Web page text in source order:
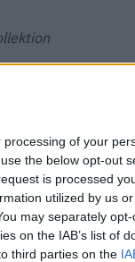
of your
the below opt-out
is processed
utilized by us
may separately
on the IAB’s list of
third parties on the
Ozeans
liebe die
wieder
Sommer.